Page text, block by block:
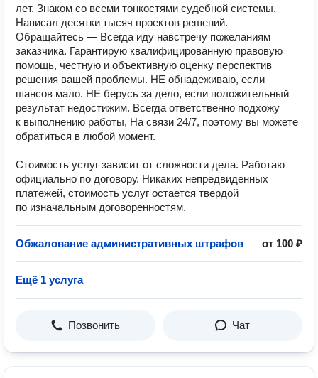
лет. Знаком со всеми тонкостями судебной системы.
Написал десятки тысяч проектов решений.
Обращайтесь — Всегда иду навстречу пожеланиям
заказчика. Гарантирую квалифицированную правовую
помощь, честную и объективную оценку перспектив
решения вашей проблемы. НЕ обнадеживаю, если
шансов мало. НЕ берусь за дело, если положительный
результат недостижим. Всегда ответственно подхожу
к выполнению работы, На связи 24/7, поэтому вы можете
обратиться в любой момент.
Стоимость услуг зависит от сложности дела. Работаю
официально по договору. Никаких непредвиденных
платежей, стоимость услуг остается твердой
по изначальным договоренностям.
Обжалование административных штрафов от 100 ₽
Ещё 1 услуга
Позвонить Чат